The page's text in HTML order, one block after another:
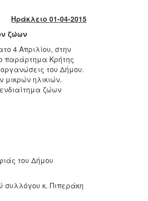
Ηράκλειο 01-04-2015
ζώων
4 Απριλίου, στην
παράρτημα Κρήτης
του Δήμου.
μικρών ηλικιών.
ζώων
του Δήμου
συλλόγου κ. Πιπεράκη